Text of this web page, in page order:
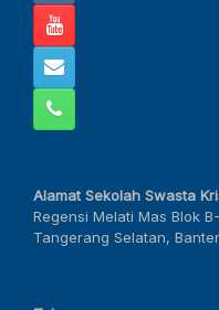
Alamat Sekolah Swasta
Regensi Melati Mas Blok
Tangerang Selatan,